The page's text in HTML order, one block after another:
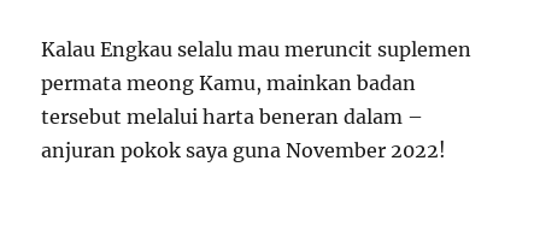
Kalau Engkau selalu mau meruncit suplemen
permata meong Kamu, mainkan badan
tersebut melalui harta beneran dalam –
anjuran pokok saya guna November 2022!